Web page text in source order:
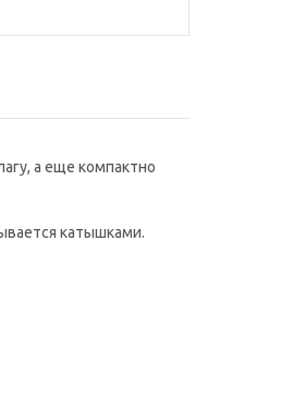
а еще компактно
катышками.